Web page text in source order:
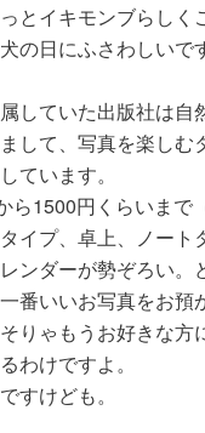
とイキモンブらしく
の日にふさわしいで
していた出版社は自
して、写真を楽しむ
ています。
ら1500円くらいまで
イプ、卓上、ノート
ンダーが勢ぞろい。
番いいお写真をお預
りゃもうお好きな方
わけですよ。
すけども。